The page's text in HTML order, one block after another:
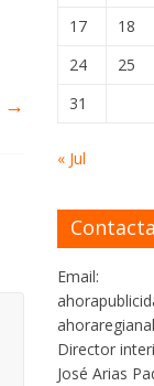
→
17
18
24
25
31
« Jul
Email:
Director
José Arias